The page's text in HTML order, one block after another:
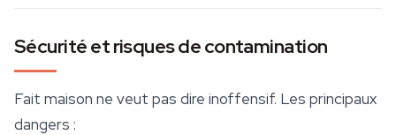
Sécurité et risques de contamination
Fait maison ne veut pas dire inoffensif. Les principaux
dangers :